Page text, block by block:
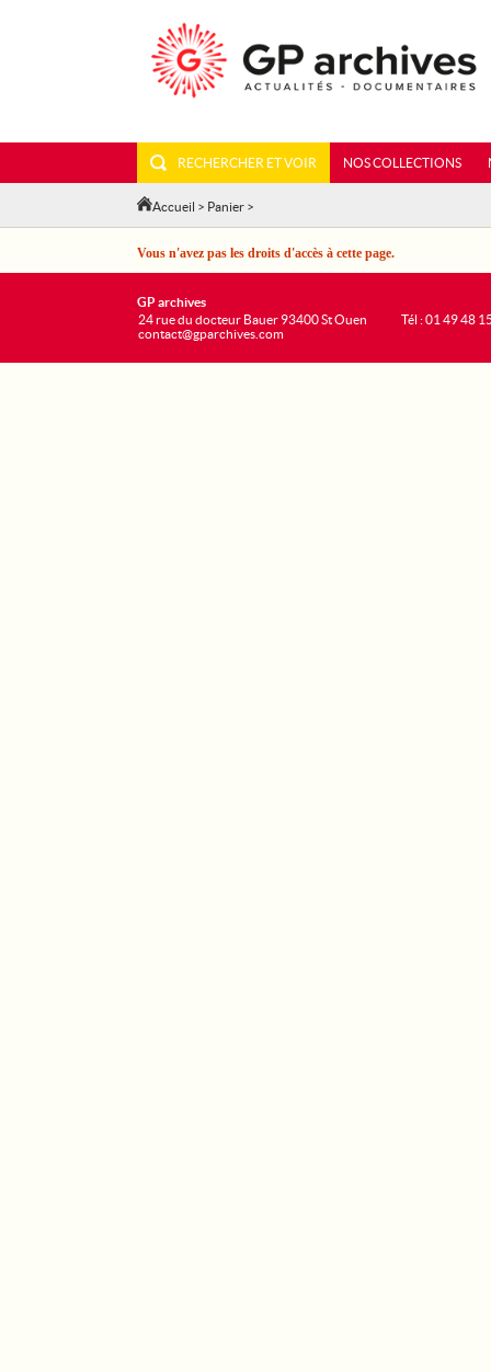
RECHERCHER ET VOIR NOS COLLECTIONS
Accueil > Panier >
Vous n'avez pas les droits d'accès à cette page.
GP archives
24 rue du docteur Bauer 93400 St Ouen
contact@gparchives.com
Tél : 01 49 48